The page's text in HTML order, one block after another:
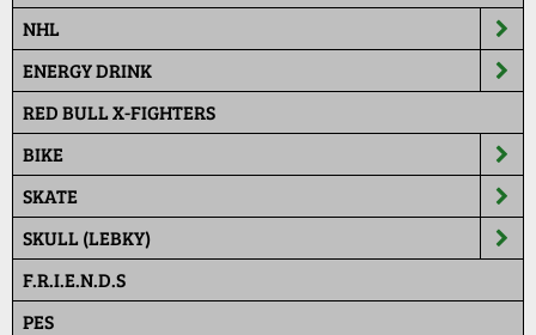
NHL
ENERGY DRINK
RED BULL X-FIGHTERS
BIKE
SKATE
SKULL (LEBKY)
F.R.I.E.N.D.S
PES